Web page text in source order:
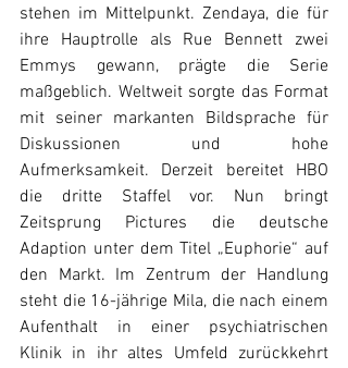
stehen im Mittelpunkt. Zendaya, die für
ihre Hauptrolle als Rue Bennett zwei
Emmys gewann, prägte die Serie
maßgeblich. Weltweit sorgte das Format
mit seiner markanten Bildsprache für
Diskussionen und hohe
Aufmerksamkeit. Derzeit bereitet HBO
die dritte Staffel vor. Nun bringt
Zeitsprung Pictures die deutsche
Adaption unter dem Titel „Euphorie“ auf
den Markt. Im Zentrum der Handlung
steht die 16-jährige Mila, die nach einem
Aufenthalt in einer psychiatrischen
Klinik in ihr altes Umfeld zurückkehrt